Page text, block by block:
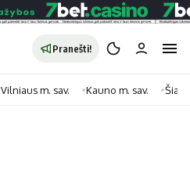
Pranešti!
Vilniaus m. sav. Kauno m. sav.